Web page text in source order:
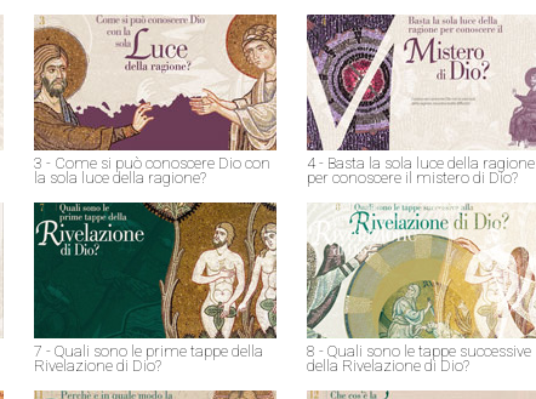
3 - Come si può conoscere Dio con
la sola luce della ragione?
4 - Basta la sola luce della ragione
per conoscere il mistero di Dio?
7 - Quali sono le prime tappe della
Rivelazione di Dio?
8 - Quali sono le tappe successive
della Rivelazione di Dio?